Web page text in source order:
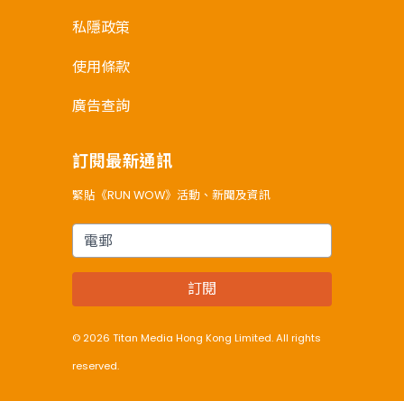
私隱政策
使用條款
廣告查詢
訂閱最新通訊
緊貼《RUN WOW》活動、新聞及資訊
電郵
訂閱
© 2026 Titan Media Hong Kong Limited. All rights
reserved.